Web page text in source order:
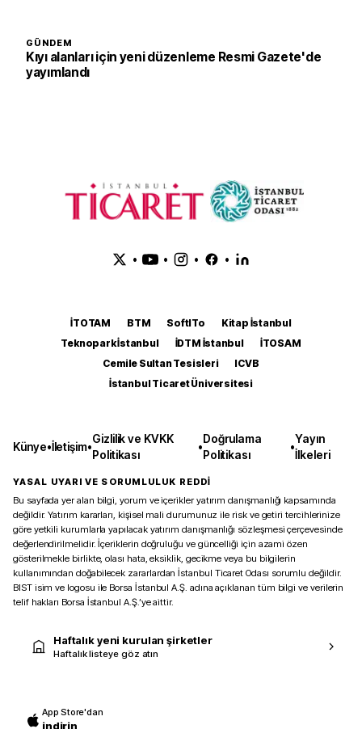
GÜNDEM
Kıyı alanları için yeni düzenleme Resmi Gazete'de
yayımlandı
• • • •
İTOTAM BTM SoftITo
Kitap İstanbul
Teknopark İstanbul
İDTM İstanbul
İTOSAM
Cemile Sultan Tesisleri
ICVB
İstanbul Ticaret Üniversitesi
Künye•İletişim•
Gizlilik ve KVKK
Politikası
•
Doğrulama
Politikası
•
Yayın
İlkeleri
YASAL UYARI VE SORUMLULUK REDDİ
Bu sayfada yer alan bilgi, yorum ve içerikler yatırım danışmanlığı kapsamında
değildir. Yatırım kararları, kişisel mali durumunuz ile risk ve getiri tercihlerinize
göre yetkili kurumlarla yapılacak yatırım danışmanlığı sözleşmesi çerçevesinde
değerlendirilmelidir. İçeriklerin doğruluğu ve güncelliği için azami özen
gösterilmekle birlikte, olası hata, eksiklik, gecikme veya bu bilgilerin
kullanımından doğabilecek zararlardan İstanbul Ticaret Odası sorumlu değildir.
BIST isim ve logosu ile Borsa İstanbul A.Ş. adına açıklanan tüm bilgi ve verilerin
telif hakları Borsa İstanbul A.Ş.’ye aittir.
Haftalık yeni kurulan şirketler
Haftalık listeye göz atın
App Store'dan
indirin